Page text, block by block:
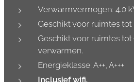
Verwarmvermogen: 4.0
Geschikt voor ruimtes tot
Geschikt voor ruimtes tot
verwarmen.
Energieklasse: A++, A+++.
Inclusief wifi.